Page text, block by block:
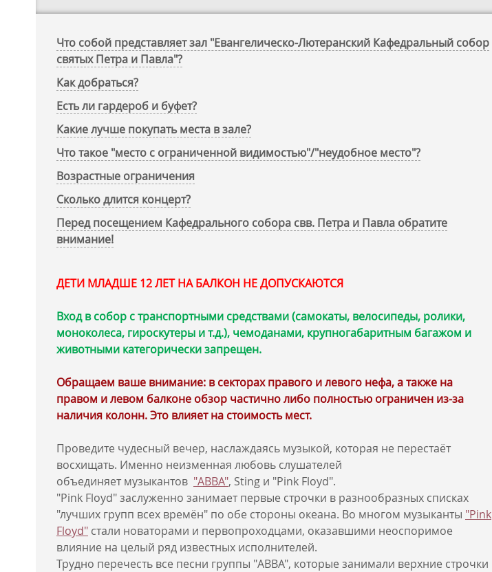
Что собой представляет зал "Евангелическо-Лютеранский Кафедральный собор
святых Петра и Павла"?
Как добраться?
Есть ли гардероб и буфет?
Какие лучше покупать места в зале?
Что такое "место с ограниченной видимостью"/"неудобное место"?
Возрастные ограничения
Сколько длится концерт?
Перед посещением Кафедрального собора свв. Петра и Павла обратите
внимание!
ДЕТИ МЛАДШЕ 12 ЛЕТ НА БАЛКОН НЕ ДОПУСКАЮТСЯ
Вход в собор с транспортными средствами (самокаты, велосипеды, ролики,
моноколеса, гироскутеры и т.д.), чемоданами, крупногабаритным багажом и
животными категорически запрещен.
Обращаем ваше внимание: в секторах правого и левого нефа, а также на
правом и левом балконе обзор частично либо полностью ограничен из‑за
наличия колонн. Это влияет на стоимость мест.
Проведите чудесный вечер, наслаждаясь музыкой, которая не перестаёт
восхищать. Именно неизменная любовь слушателей
объединяет музыкантов "ABBA", Sting и "Pink Floyd".
"Pink Floyd" заслуженно занимает первые строчки в разнообразных списках
"лучших групп всех времён" по обе стороны океана. Во многом музыканты "Pink
Floyd" стали новаторами и первопроходцами, оказавшими неоспоримое
влияние на целый ряд известных исполнителей.
Трудно перечесть все песни группы "ABBA", которые занимали верхние строчки